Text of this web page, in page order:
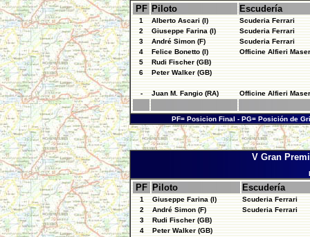
PF Piloto Escudería
1 Alberto Ascari (I)
Scuderia Ferrari
2
Giuseppe Farina (I)
Scuderia Ferrari
3
André Simon (F)
Scuderia Ferrari
4
Felice Bonetto (I)
Officine Alfieri
5
Rudi Fischer (GB)
6
Peter Walker (GB)
- Juan M. Fangio (RA) Officine Alfieri
PF= Posicion Final - PG= Posición de
V Gran
PF Piloto Escudería
1 Giuseppe Farina (I)
Scuderia Ferrari
2
André Simon (F)
Scuderia Ferrari
3
Rudi Fischer (GB)
4
Peter Walker (GB)